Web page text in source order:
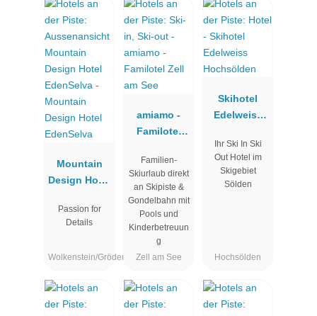
Mountain
Design Hotel
Passion for
Details
Wolkenstein/Gröden
amiamo -
Familotel
Familien-
Skiurlaub direkt
an Skipiste &
Gondelbahn mit
Pools und
Kinderbetreuun
g
Zell am See
Skihotel
Edelweiss
Ihr Ski In Ski
Out Hotel im
Skigebiet
Sölden
Hochsölden